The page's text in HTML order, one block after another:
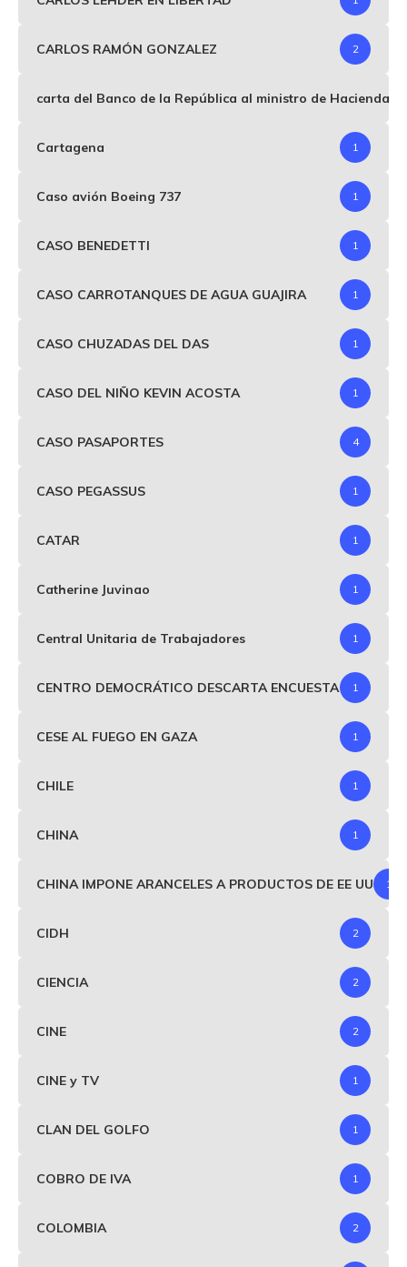
CARLOS RAMÓN GONZALEZ 2
carta del Banco de la República al ministro de Hacienda
Cartagena 1
Caso avión Boeing 737 1
CASO BENEDETTI 1
CASO CARROTANQUES DE AGUA GUAJIRA 1
CASO CHUZADAS DEL DAS 1
CASO DEL NIÑO KEVIN ACOSTA 1
CASO PASAPORTES 4
CASO PEGASSUS 1
CATAR 1
Catherine Juvinao 1
Central Unitaria de Trabajadores 1
CENTRO DEMOCRÁTICO DESCARTA ENCUESTA 1
CESE AL FUEGO EN GAZA 1
CHILE 1
CHINA 1
CHINA IMPONE ARANCELES A PRODUCTOS DE EE UU 1
CIDH 2
CIENCIA 2
CINE 2
CINE y TV 1
CLAN DEL GOLFO 1
COBRO DE IVA 1
COLOMBIA 2